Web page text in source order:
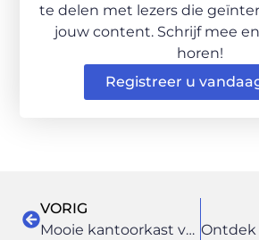
te delen met lezers die
jouw content. Schrijf mee
horen!
Registreer u
VORIG
Mooie kantoorkast voor een opgeruimde werkplek